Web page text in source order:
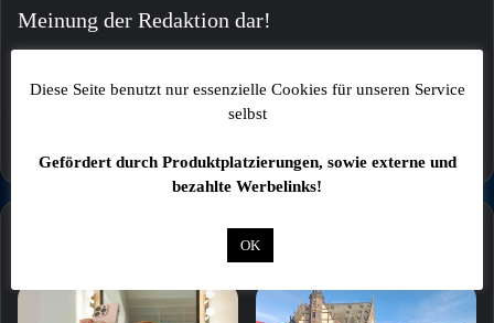
Meinung der Redaktion dar!
Diese Seite benutzt nur essenzielle Cookies für unseren Service
selbst
Gefördert durch Produktplatzierungen, sowie externe und
bezahlte Werbelinks!
OK